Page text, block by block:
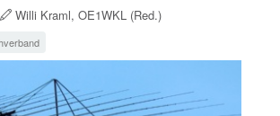
Willi Kraml, OE1WKL (Red.)